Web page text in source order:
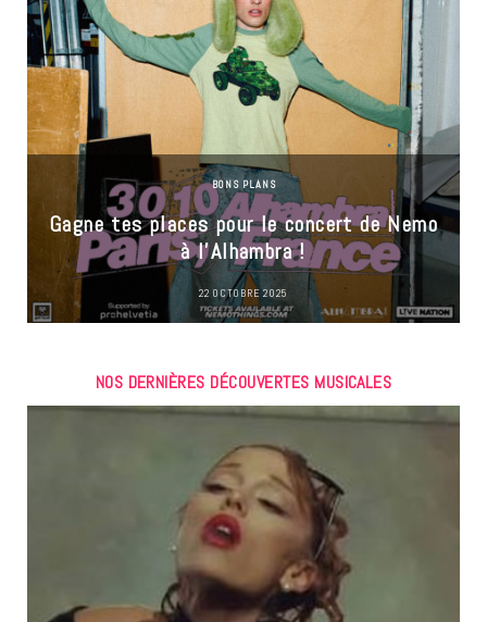
BONS PLANS
Gagne tes places pour le concert de Nemo
à l’Alhambra !
22 OCTOBRE 2025
NOS DERNIÈRES DÉCOUVERTES MUSICALES